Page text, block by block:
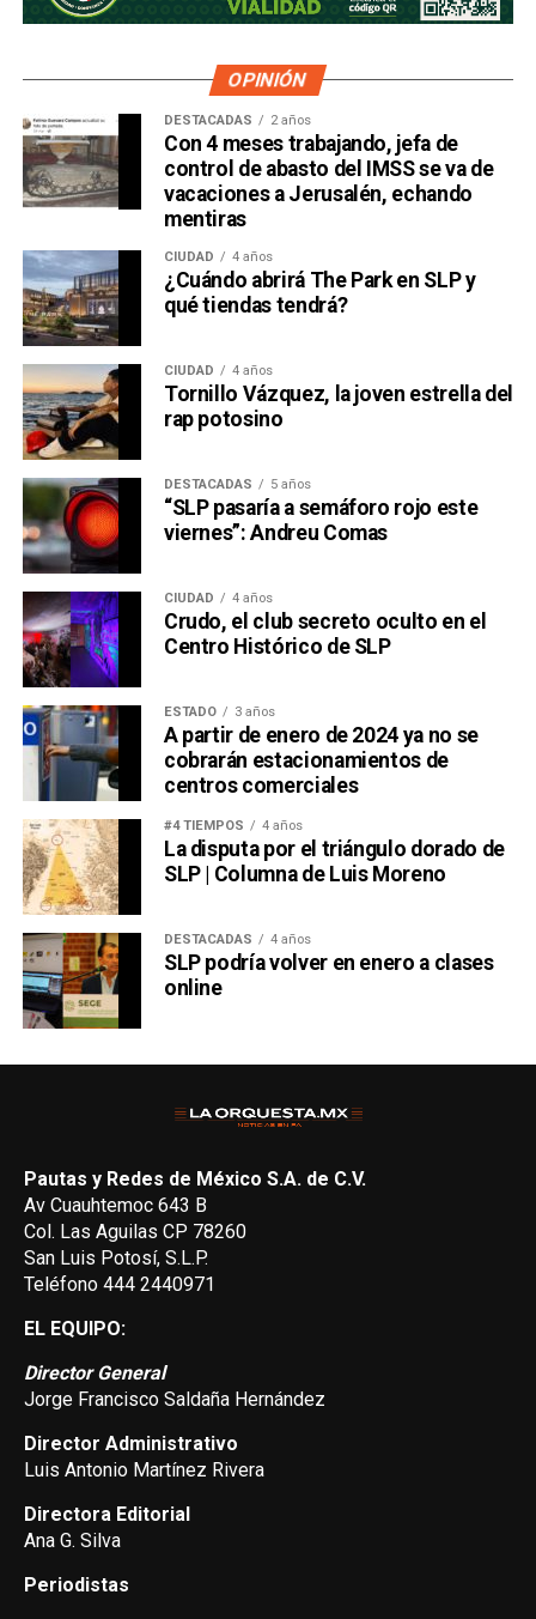
OPINIÓN
DESTACADAS 2 años
Con 4 meses trabajando, jefa de
control de abasto del IMSS se va de
vacaciones a Jerusalén, echando
mentiras
CIUDAD 4 años
¿Cuándo abrirá The Park en SLP y
qué tiendas tendrá?
CIUDAD 4 años
Tornillo Vázquez, la joven estrella del
rap potosino
DESTACADAS 5 años
“SLP pasaría a semáforo rojo este
viernes”: Andreu Comas
CIUDAD 4 años
Crudo, el club secreto oculto en el
Centro Histórico de SLP
ESTADO 3 años
A partir de enero de 2024 ya no se
cobrarán estacionamientos de
centros comerciales
#4 TIEMPOS 4 años
La disputa por el triángulo dorado de
SLP | Columna de Luis Moreno
DESTACADAS 4 años
SLP podría volver en enero a clases
online
Pautas y Redes de México S.A. de C.V.
Av Cuauhtemoc 643 B
Col. Las Aguilas CP 78260
San Luis Potosí, S.L.P.
Teléfono 444 2440971
EL EQUIPO:
Director General
Jorge Francisco Saldaña Hernández
Director Administrativo
Luis Antonio Martínez Rivera
Directora Editorial
Ana G. Silva
Periodistas